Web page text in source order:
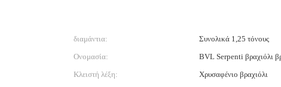
διαμάντια:
Συνολικά 1,25 τόνους
Ονομασία:
ΒVL Serpenti βραχιόλι
Κλειστή λέξη:
Χρυσαφένιο βραχιόλι